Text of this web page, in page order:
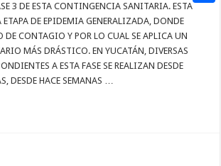
3 DE ESTA CONTINGENCIA SANITARIA. ESTA
ETAPA DE EPIDEMIA GENERALIZADA, DONDE
DE CONTAGIO Y POR LO CUAL SE APLICA UN
MÁS DRÁSTICO. EN YUCATÁN, DIVERSAS
A ESTA FASE SE REALIZAN DESDE
DESDE HACE SEMANAS …